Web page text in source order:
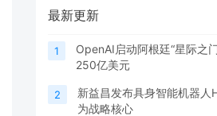
最新更新
1
OpenAI启动阿根廷“星际之
250亿美元
2
新益昌发布具身智能机器
为战略核心